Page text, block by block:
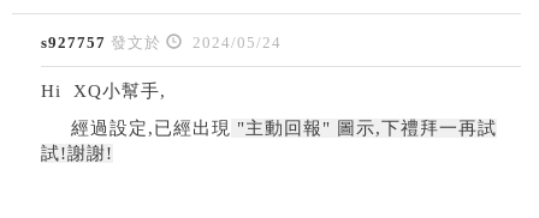
s927757 發文於 2024/05/24
Hi XQ小幫手,
經過設定,已經出現 "主動回報" 圖示,下禮拜一再試
試!謝謝!